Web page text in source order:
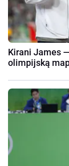
Kirani James
olimpijską